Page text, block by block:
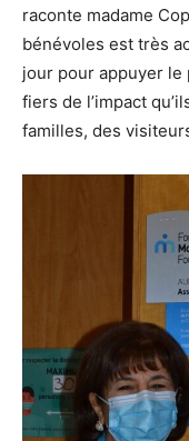
raconte madame
bénévoles est très
jour pour appuyer le
fiers de l’impact
familles, des